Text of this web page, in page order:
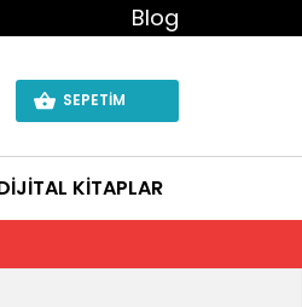
Blog
SEPETİM
KİTAPLAR